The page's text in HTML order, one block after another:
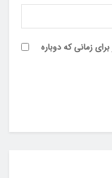
زمانی که دوباره